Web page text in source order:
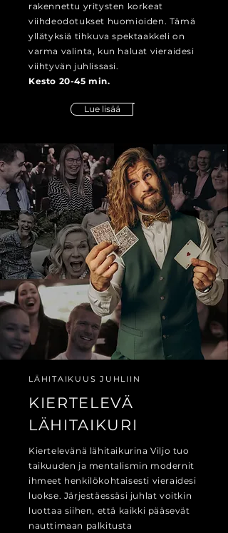
rakennettu yritysten korkeat
viihdeodotukset huomioiden. Tämä
yllätyksiä tihkuva spektaakkeli on
varma valinta, kun haluat vieraidesi
viihtyvän juhlissasi.
Kesto 20-45 min.
Lue lisää
LÄHITAIKUUS JUHLIIN
KIERTELEVÄ
LÄHITAIKURI
Kiertelevänä lähitaikurina Viljo tuo
taikuuden ja mentalismin modernit
ihmeet henkilökohtaisesti vieraidesi
luokse. Järjestäessäsi juhlat voitkin
luottaa siihen, että kaikki pääsevät
nauttimaan palkitusta